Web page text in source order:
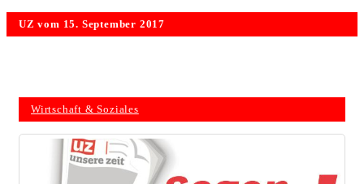
UZ vom 15. September 2017
Wirtschaft & Soziales